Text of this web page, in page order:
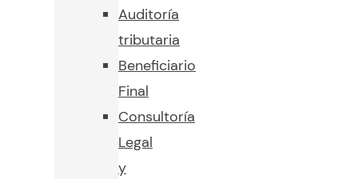
Auditoría
tributaria
Beneficiario
Final
Consultoría
Legal
y